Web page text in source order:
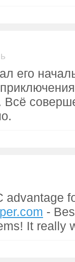
его
advantage
-
It really